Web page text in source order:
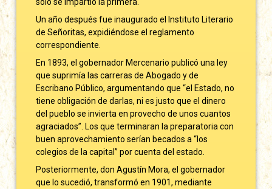
Un año después fue inaugurado el Instituto Literario
de Señoritas, expidiéndose el reglamento
correspondiente.
En 1893, el gobernador Mercenario publicó una ley
que suprimía las carreras de Abogado y de
Escribano Público, argumentando que “el Estado, no
tiene obligación de darlas, ni es justo que el dinero
del pueblo se invierta en provecho de unos cuantos
agraciados”. Los que terminaran la preparatoria con
buen aprovechamiento serían becados a “los
colegios de la capital” por cuenta del estado.
Posteriormente, don Agustín Mora, el gobernador
que lo sucedió, transformó en 1901, mediante